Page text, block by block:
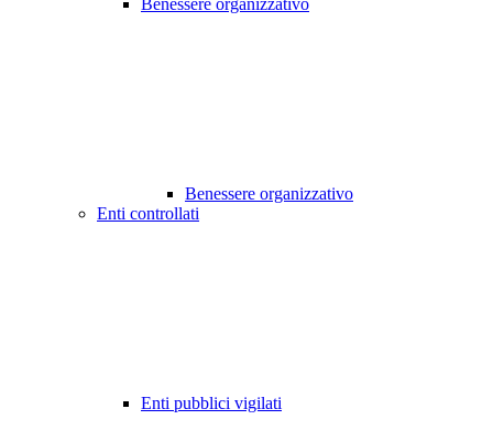
Benessere organizzativo
Benessere organizzativo
Enti controllati
Enti pubblici vigilati